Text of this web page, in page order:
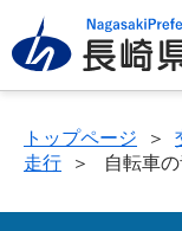
トップページ ＞
走行
＞ 自転車